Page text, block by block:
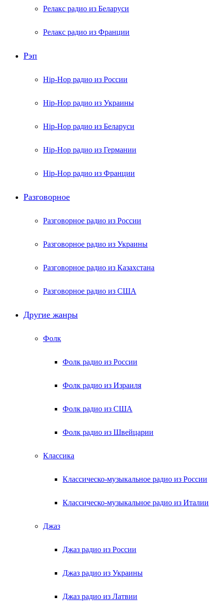
Релакс радио из Беларуси
Релакс радио из Франции
Рэп
Hip-Hop радио из России
Hip-Hop радио из Украины
Hip-Hop радио из Беларуси
Hip-Hop радио из Германии
Hip-Hop радио из Франции
Разговорное
Разговорное радио из России
Разговорное радио из Украины
Разговорное радио из Казахстана
Разговорное радио из США
Другие жанры
Фолк
Фолк радио из России
Фолк радио из Израиля
Фолк радио из США
Фолк радио из Швейцарии
Классика
Классическо-музыкальное радио из России
Классическо-музыкальное радио из Италии
Джаз
Джаз радио из России
Джаз радио из Украины
Джаз радио из Латвии